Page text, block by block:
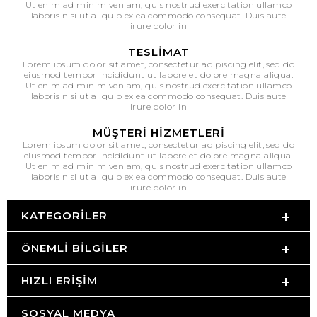
Ut enim ad minim veniam, quis nostrud exercitation ullamco
laboris nisi ut aliquip ex ea commodo consequat. Duis aute
irure dolor in
TESLIMAT
Lorem ipsum dolor sit amet, consectetur adipiscing elit, sed do
eiusmod tempor incididunt ut labore et dolore magna aliqua.
Ut enim ad minim veniam, quis nostrud exercitation ullamco
laboris nisi ut aliquip ex ea commodo consequat. Duis aute
irure dolor in
MÜŞTERI HIZMETLERI
Lorem ipsum dolor sit amet, consectetur adipiscing elit, sed do
eiusmod tempor incididunt ut labore et dolore magna aliqua.
Ut enim ad minim veniam, quis nostrud exercitation ullamco
laboris nisi ut aliquip ex ea commodo consequat. Duis aute
irure dolor in
KATEGORILER
ÖNEMLI BILGILER
HIZLI ERIŞIM
SOSYAL MEDYA